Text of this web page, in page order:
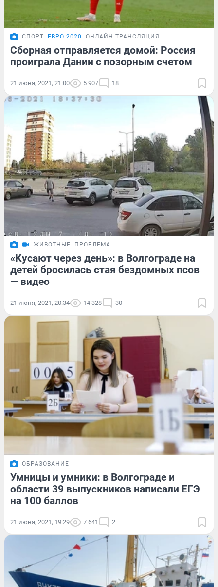
СПОРТ ЕВРО-2020 ОНЛАЙН-ТРАНСЛЯЦИЯ
Сборная отправляется домой: Россия
проиграла Дании с позорным счетом
21 июня, 2021, 21:00 5 907 18
ЖИВОТНЫЕ ПРОБЛЕМА
«Кусают через день»: в Волгограде на
детей бросилась стая бездомных псов
— видео
21 июня, 2021, 20:34 14 328 30
ОБРАЗОВАНИЕ
Умницы и умники: в Волгограде и
области 39 выпускников написали ЕГЭ
на 100 баллов
21 июня, 2021, 19:29 7 641 2